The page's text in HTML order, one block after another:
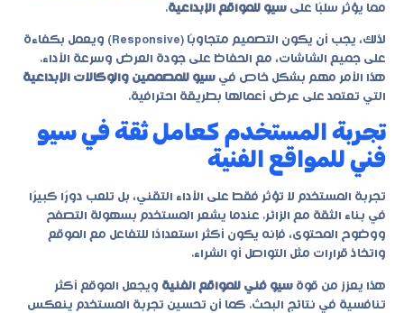
مما يؤثر سلبًا على سيو للمواقع الإبداعية.
لذلك، يجب أن يكون التصميم متجاوبًا (Responsive) ويعمل بكفاءة
على جميع الشاشات، مع الحفاظ على جودة العرض وسرعة الأداء.
هذا الأمر مهم بشكل خاص في سيو للمصممين والوكالات الإبداعية
التي تعتمد على عرض أعمالها بطريقة احترافية.
تجربة المستخدم كعامل ثقة في سيو
فني للمواقع الفنية
تجربة المستخدم لا تؤثر فقط على الأداء التقني، بل تلعب دورًا كبيرًا
في بناء الثقة مع الزائر. عندما يشعر المستخدم بسهولة التصفح
ووضوح المحتوى، فإنه يكون أكثر استعدادًا للتفاعل مع الموقع
واتخاذ قرارات مثل التواصل أو الشراء.
هذا يعزز من قوة سيو فني للمواقع الفنية ويجعل الموقع أكثر
تنافسية في نتائج البحث. كما أن تحسين تجربة المستخدم ينعكس